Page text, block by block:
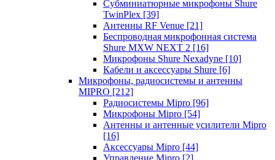
Субминиатюрные микрофоны Shure
TwinPlex [39]
Антенны RF Venue [21]
Беспроводная микрофонная система
Shure MXW NEXT 2 [16]
Микрофоны Shure Nexadyne [10]
Кабели и аксессуары Shure [6]
Микрофоны, радиосистемы и антенны
MIPRO [212]
Радиосистемы Mipro [96]
Микрофоны Mipro [54]
Антенны и антенные усилители Mipro
[16]
Аксессуары Mipro [44]
Управление Mipro [2]